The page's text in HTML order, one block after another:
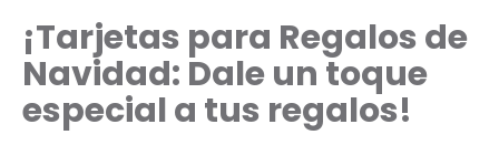
¡Tarjetas para Regalos de
Navidad: Dale un toque
especial a tus regalos!